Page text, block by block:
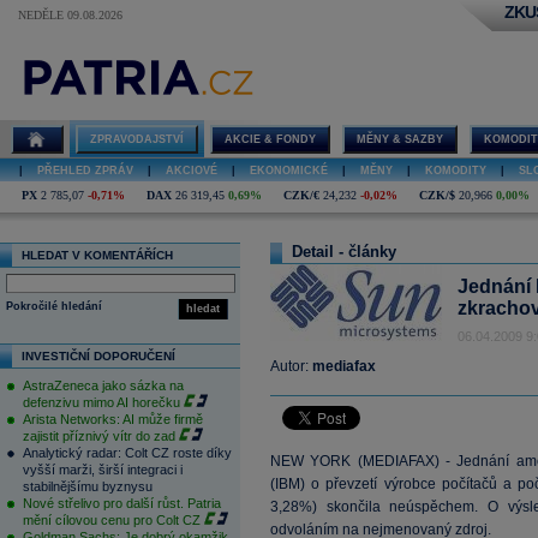
NEDĚLE 09.08.2026
ZPRAVODAJSTVÍ AKCIE & FONDY MĚNY & SAZBY
PŘEHLED ZPRÁV AKCIOVÉ EKONOMICKÉ MĚNY KOMODITY
PX 2 785,07 -0,71% DAX 26 319,45 0,69% CZK/€ 24,232 -0,02% CZK/$ 20,966 0,00%
HLEDAT V KOMENTÁŘÍCH
hledat
Pokročilé hledání
INVESTIČNÍ DOPORUČENÍ
AstraZeneca jako sázka na
defenzivu mimo AI horečku
Arista Networks: AI může firmě
zajistit příznivý vítr do zad
Analytický radar: Colt CZ roste díky
vyšší marži, širší integraci i
stabilnějšímu byznysu
Nové střelivo pro další růst. Patria
mění cílovou cenu pro Colt CZ
Detail - články
Jednání
06.04.2009
Autor: mediafax
NEW YORK (MEDIAFAX) - Jednání
(IBM) o převzetí výrobce počítačů a
3,28%) skončila neúspěchem. O
odvoláním na nejmenovaný zdroj.